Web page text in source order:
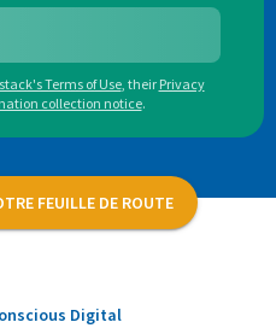
Terms of Use, their Privacy
collection notice.
FEUILLE DE ROUTE
Digital